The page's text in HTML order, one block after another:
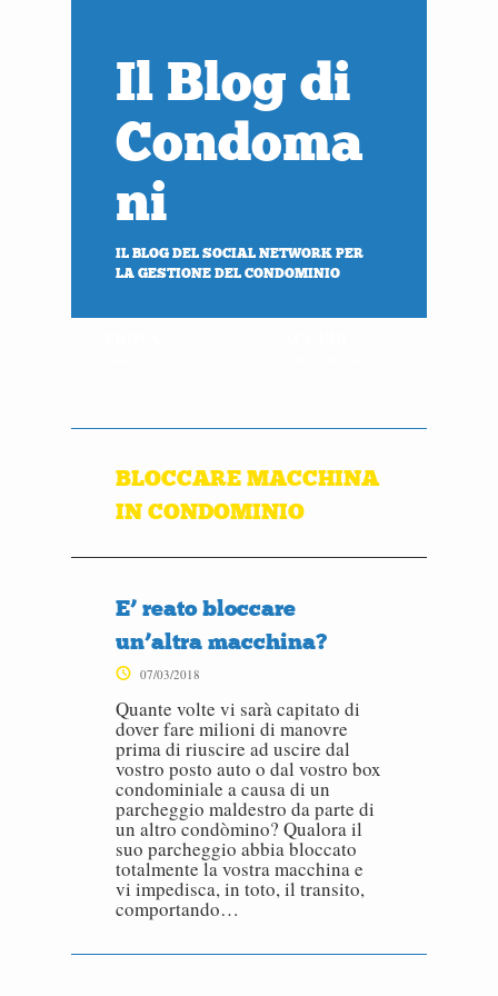
Il Blog di
Condoma
ni
IL BLOG DEL SOCIAL NETWORK PER
LA GESTIONE DEL CONDOMINIO
BLOCCARE MACCHINA
IN CONDOMINIO
E’ reato bloccare
un’altra macchina?
07/03/2018
Quante volte vi sarà capitato di
dover fare milioni di manovre
prima di riuscire ad uscire dal
vostro posto auto o dal vostro box
condominiale a causa di un
parcheggio maldestro da parte di
un altro condòmino? Qualora il
suo parcheggio abbia bloccato
totalmente la vostra macchina e
vi impedisca, in toto, il transito,
comportando…